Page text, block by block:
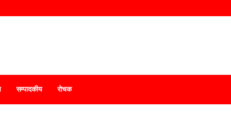
सम्पादकीय रोचक